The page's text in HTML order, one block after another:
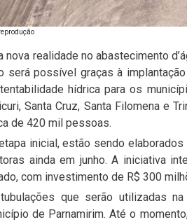
nova realidade no abastecimento
será possível graças à
hídrica para os
Santa Cruz, Santa Filomena e
de 420 mil pessoas.
inicial, estão sendo
ainda em junho. A iniciativa
com investimento de R$ 300
que serão utilizadas
de Parnamirim. Até o